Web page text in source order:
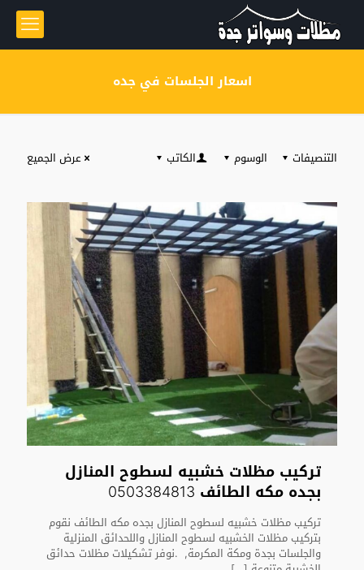
اسعار الجلسات في جده
التنصيفات الوسوم الكاتب عرض الجميع
تركيب مظلات خشبيه لسطوح المنازل
بجده مكه الطائف 0503384813
تركيب مظلات خشبيه لسطوح المنازل بجده مكه الطائف نقوم
بتركيب مظلات الخشبيه لسطوح المنازل واللحدائق المنزلية
والجلسات بجدة ومكة المكرمة, .نوفر تشكيلات مظلات حدائق